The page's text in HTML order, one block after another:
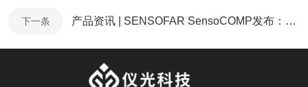
下一条 产品资讯 | SENSOFAR SensoCOMP发布：为复杂3D检测任务带来清晰指引